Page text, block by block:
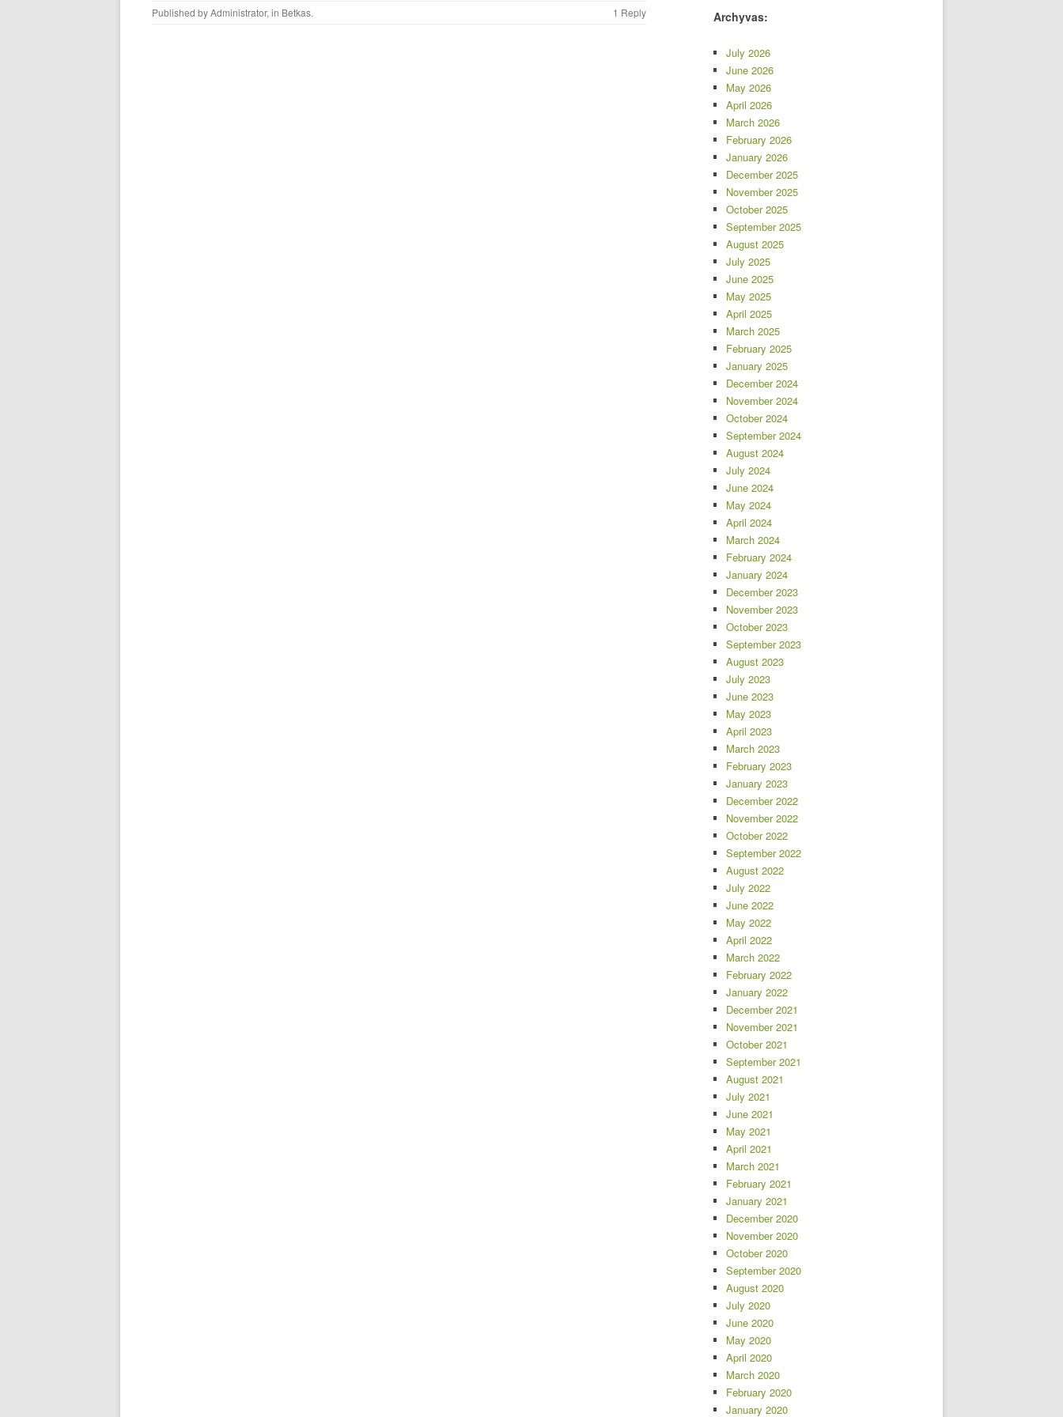
Published byAdministrator, in Betkas. 1 Reply Archyvas:
July 2026
June 2026
May 2026
April 2026
March 2026
February 2026
January 2026
December 2025
November 2025
October 2025
September 2025
August 2025
July 2025
June 2025
May 2025
April 2025
March 2025
February 2025
January 2025
December 2024
November 2024
October 2024
September 2024
August 2024
July 2024
June 2024
May 2024
April 2024
March 2024
February 2024
January 2024
December 2023
November 2023
October 2023
September 2023
August 2023
July 2023
June 2023
May 2023
April 2023
March 2023
February 2023
January 2023
December 2022
November 2022
October 2022
September 2022
August 2022
July 2022
June 2022
May 2022
April 2022
March 2022
February 2022
January 2022
December 2021
November 2021
October 2021
September 2021
August 2021
July 2021
June 2021
May 2021
April 2021
March 2021
February 2021
January 2021
December 2020
November 2020
October 2020
September 2020
August 2020
July 2020
June 2020
May 2020
April 2020
March 2020
February 2020
January 2020